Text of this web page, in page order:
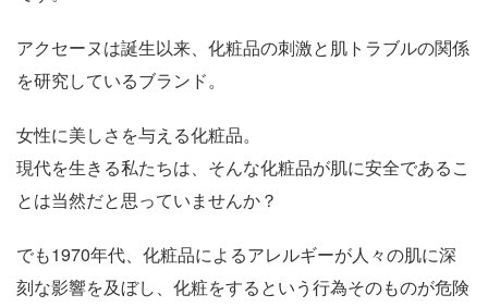
アクセーヌは誕生以来、化粧品の刺激と肌トラブルの関係
を研究しているブランド。
女性に美しさを与える化粧品。
現代を生きる私たちは、そんな化粧品が肌に安全であるこ
とは当然だと思っていませんか？
でも1970年代、化粧品によるアレルギーが人々の肌に深
刻な影響を及ぼし、化粧をするという行為そのものが危険